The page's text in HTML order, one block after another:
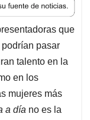
que
pasar
talento en la
en los
mujeres más
a día no es la